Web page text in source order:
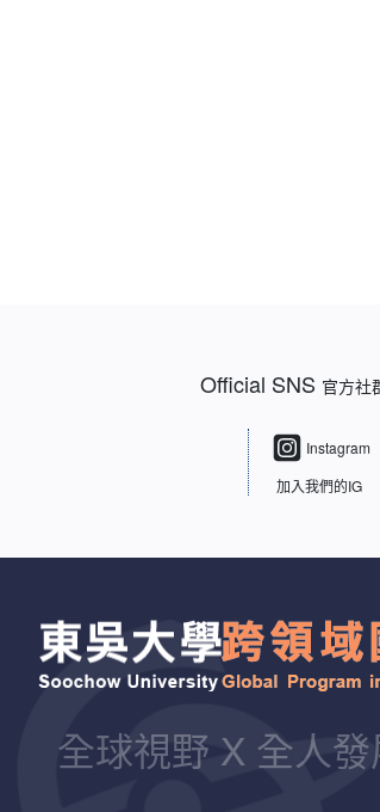
Official SNS 官方社
Instagram
加入我們的IG
全球視野 X 全人